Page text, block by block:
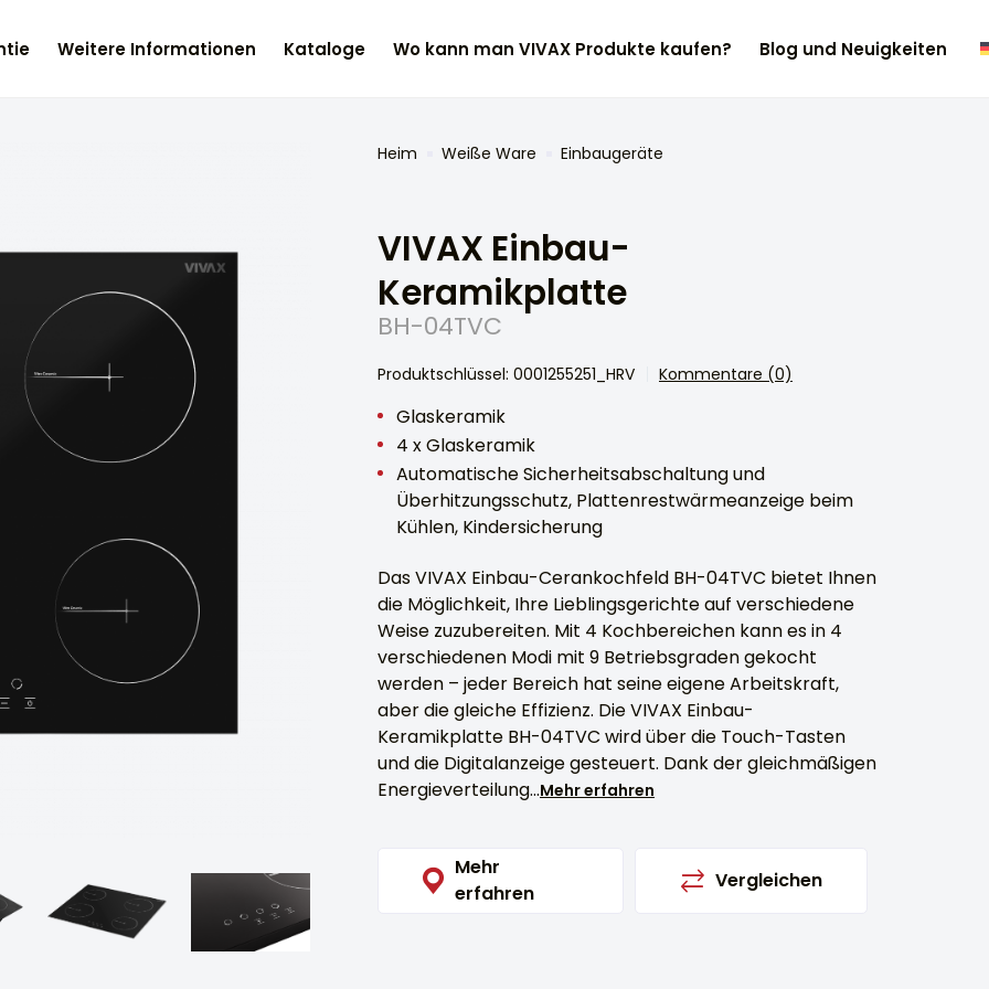
Weitere Informationen Kataloge Wo kann man VIVAX Produkte kaufen? Blog und Neuigkeiten
Heim Weiße Ware Einbaugeräte
VIVAX Einbau-
Keramikplatte
BH-04TVC
Produktschlüssel: 0001255251_HRV Kommentare (0)
Glaskeramik
4 x Glaskeramik
Automatische Sicherheitsabschaltung und
Überhitzungsschutz, Plattenrestwärmeanzeige beim
Kühlen, Kindersicherung
Das VIVAX Einbau-Cerankochfeld BH-04TVC bietet Ihnen
die Möglichkeit, Ihre Lieblingsgerichte auf verschiedene
Weise zuzubereiten. Mit 4 Kochbereichen kann es in 4
verschiedenen Modi mit 9 Betriebsgraden gekocht
werden – jeder Bereich hat seine eigene Arbeitskraft,
aber die gleiche Effizienz. Die VIVAX Einbau-
Keramikplatte BH-04TVC wird über die Touch-Tasten
und die Digitalanzeige gesteuert. Dank der gleichmäßigen
Energieverteilung...Mehr erfahren
Mehr
erfahren
Vergleichen